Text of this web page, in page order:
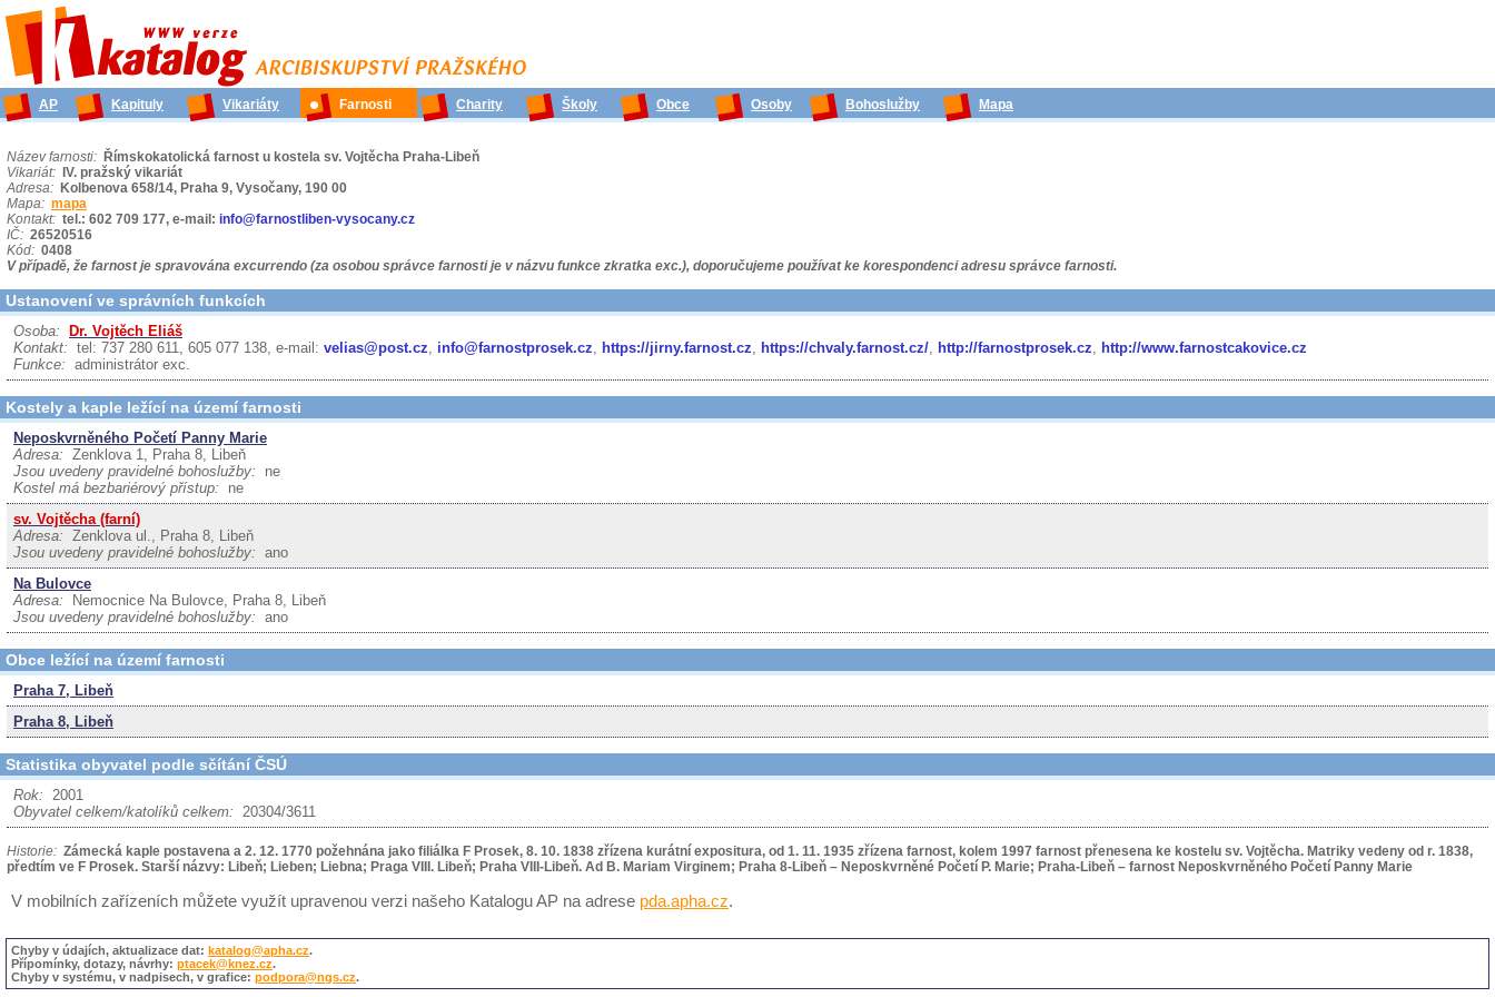
AP Kapituly Vikariáty Farnosti Charity Školy Obce Osoby Bohoslužby Mapa
Název farnosti: Římskokatolická farnost u kostela sv. Vojtěcha Praha-Libeň
Vikariát:
IV. pražský vikariát
Adresa: Kolbenova 658/14, Praha 9, Vysočany, 190 00
Mapa: mapa
Kontakt: tel.: 602 709 177, e-mail: info@farnostliben-vysocany.cz
IČ: 26520516
Kód: 0408
V případě, že farnost je spravována excurrendo (za osobou správce farnosti je v názvu funkce zkratka exc.), doporučujeme používat ke korespondenci adresu správce farnosti.
Ustanovení ve správních funkcích
Osoba:
Dr. Vojtěch Eliáš
Kontakt: tel: 737 280 611, 605 077 138, e-mail: velias@post.cz, info@farnostprosek.cz, https://jirny.farnost.cz, https://chvaly.farnost.cz/, http://farnostprosek.cz, http://www.farnostcakovice.cz
Funkce: administrátor exc.
Kostely a kaple ležící na území farnosti
Neposkvrněného Početí Panny Marie
Adresa: Zenklova 1, Praha 8, Libeň
Jsou uvedeny pravidelné bohoslužby: ne
Kostel má bezbariérový přístup: ne
sv. Vojtěcha (farní)
Adresa: Zenklova ul., Praha 8, Libeň
Jsou uvedeny pravidelné bohoslužby: ano
Na Bulovce
Adresa: Nemocnice Na Bulovce, Praha 8, Libeň
Jsou uvedeny pravidelné bohoslužby: ano
Obce ležící na území farnosti
Praha 7, Libeň
Praha 8, Libeň
Statistika obyvatel podle sčítání ČSÚ
Rok: 2001
Obyvatel celkem/katolíků celkem: 20304/3611
Historie: Zámecká kaple postavena a 2. 12. 1770 požehnána jako filiálka F Prosek, 8. 10. 1838 zřízena kurátní expositura, od 1. 11. 1935 zřízena farnost, kolem 1997 farnost přenesena ke kostelu sv. Vojtěcha. Matriky vedeny od r. 1838,
předtím ve F Prosek. Starší názvy: Libeň; Lieben; Liebna; Praga VIII. Libeň; Praha VIII-Libeň. Ad B. Mariam Virginem; Praha 8-Libeň – Neposkvrněné Početí P. Marie; Praha-Libeň – farnost Neposkvrněného Početí Panny Marie
V mobilních zařízeních můžete využít upravenou verzi našeho Katalogu AP na adrese pda.apha.cz.
Chyby v údajích, aktualizace dat: katalog@apha.cz.
Přípomínky, dotazy, návrhy: ptacek@knez.cz.
Chyby v systému, v nadpisech, v grafice: podpora@ngs.cz.